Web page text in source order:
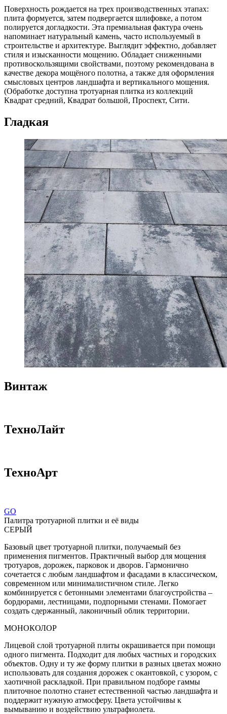
Поверхность рождается на трех производственных этапах:
плита формуется, затем подвергается шлифовке, а потом
полируется догладкости. Эта премиальная фактура очень
напоминает натуральный камень, часто используемый в
строительстве и архитектуре. Выглядит эффектно, добавляет
стиля и изысканности мощению. Обладает сниженными
противоскользящими свойствами, поэтому рекомендована в
качестве декора мощёного полотна, а также для оформления
смысловых центров ландшафта и вертикального мощения.
(Обработке доступна тротуарная плитка из коллекций
Квадрат средний, Квадрат большой, Проспект, Сити.
Гладкая
Винтаж
ТехноЛайт
ТехноАрт
GO
Палитра тротуарной плитки и её виды
СЕРЫЙ
Базовый цвет тротуарной плитки, получаемый без
применения пигментов. Практичный выбор для мощения
тротуаров, дорожек, парковок и дворов. Гармонично
сочетается с любым ландшафтом и фасадами в классическом,
современном или минималистичном стиле. Легко
комбинируется с бетонными элементами благоустройства –
бордюрами, лестницами, подпорными стенами. Помогает
создать сдержанный, лаконичный облик территории.
МОНОКОЛОР
Лицевой слой тротуарной плиты окрашивается при помощи
одного пигмента. Подходит для любых частных и городских
объектов. Одну и ту же форму плитки в разных цветах можно
использовать для создания дорожек с окантовкой, с узором, с
хаотичной раскладкой. При правильном подборе гаммы
плиточное полотно станет естественной частью ландшафта и
поддержит нужную атмосферу. Цвета устойчивы к
вымыванию и воздействию ультрафиолета.